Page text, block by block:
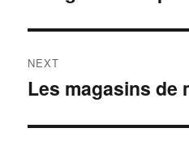
NEXT
Next
Les magasins de